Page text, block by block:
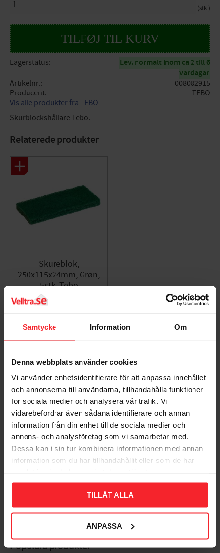
Samtycke Information Om
Denna webbplats använder cookies
Vi använder enhetsidentifierare för att anpassa innehållet
och annonserna till användarna, tillhandahålla funktioner
för sociala medier och analysera vår trafik. Vi
vidarebefordrar även sådana identifierare och annan
information från din enhet till de sociala medier och
annons- och analysföretag som vi samarbetar med.
Dessa kan i sin tur kombinera informationen med annan
information som du har tillhandahållit eller som de har
TILLÅT ALLA
ANPASSA
stk.
Lagerstatus
Lev. normalt inom ca 2 till 6
vardagar
Artikelnr.
008082915
Producent
TEBO
Vis alle produkter fra TEBO
Skurblockshållare Tebo.
Bedømmelser
Dig
Relaterede produkter
Skureblok,
250x115x24mm, Grøn,
5stk, Tebo
Gem som favorit
Populära produkter